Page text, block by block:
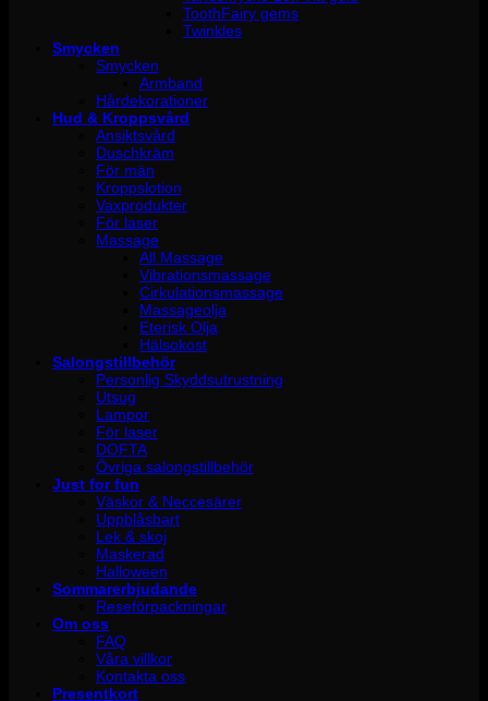
ToothFairy gems
Twinkles
Smycken
Smycken
Armband
Hårdekorationer
Hud & Kroppsvård
Ansiktsvård
Duschkräm
För män
Kroppslotion
Vaxprodukter
För laser
Massage
All Massage
Vibrationsmassage
Cirkulationsmassage
Massageolja
Eterisk Olja
Hälsokost
Salongstillbehör
Personlig Skyddsutrustning
Utsug
Lampor
För laser
DOFTA
Övriga salongstillbehör
Just for fun
Väskor & Neccesärer
Uppblåsbart
Lek & skoj
Maskerad
Halloween
Sommarerbjudande
Reseförpackningar
Om oss
FAQ
Våra villkor
Kontakta oss
Presentkort